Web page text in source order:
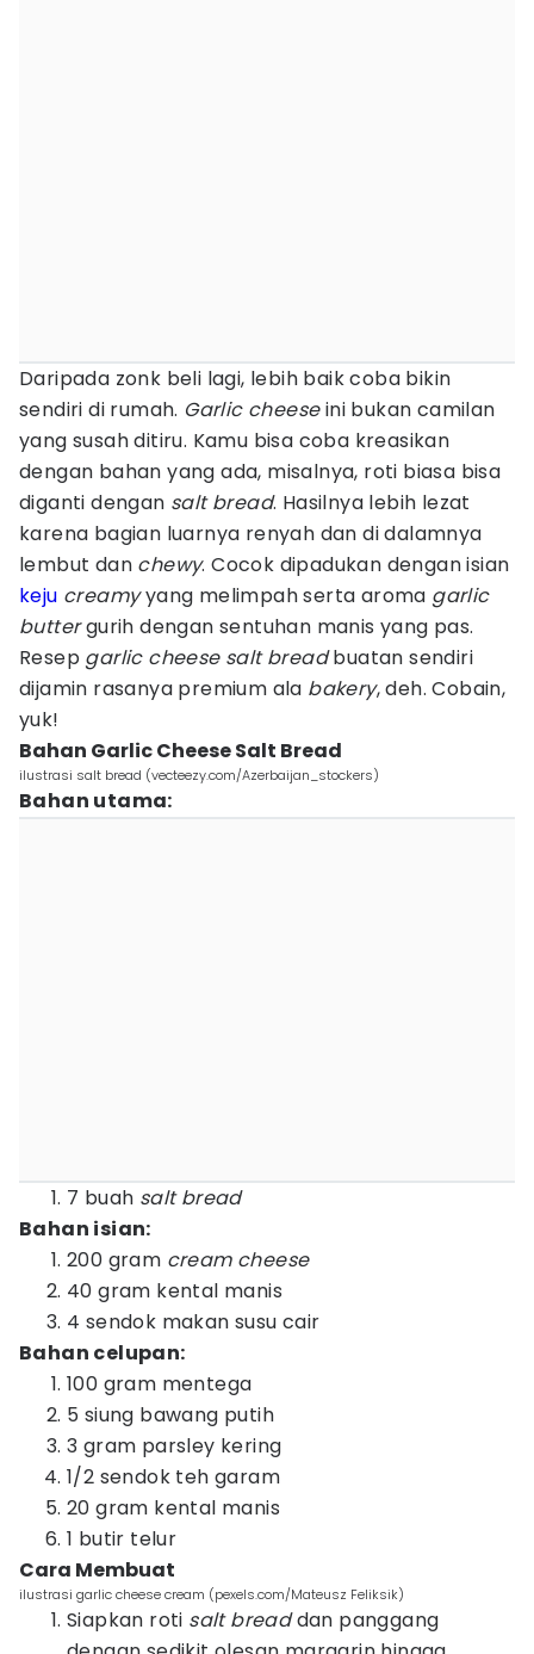
Daripada zonk beli lagi, lebih baik coba bikin
sendiri di rumah. Garlic cheeseini bukan camilan
yang susah ditiru. Kamu bisa coba kreasikan
dengan bahan yang ada, misalnya, roti biasa bisa
diganti dengan salt bread. Hasilnya lebih lezat
karena bagian luarnya renyah dan di dalamnya
lembut dan chewy. Cocok dipadukan dengan isian
keju creamyyang melimpah serta aroma garlic
buttergurih dengan sentuhan manis yang pas.
Resep garlic cheese salt breadbuatan sendiri
dijamin rasanya premium ala bakery, deh. Cobain,
yuk!
Bahan Garlic Cheese Salt Bread
ilustrasi salt bread (vecteezy.com/Azerbaijan_stockers)
Bahan utama:
7 buah salt bread
Bahan isian:
200 gram cream cheese
40 gram kental manis
4 sendok makan susu cair
Bahan celupan:
100 gram mentega
5 siung bawang putih
3 gram parsley kering
1/2 sendok teh garam
20 gram kental manis
1 butir telur
Cara Membuat
ilustrasi garlic cheese cream (pexels.com/Mateusz Feliksik)
Siapkan roti salt breaddan panggang